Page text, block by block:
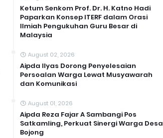
Ketum Senkom Prof. Dr. H. Katno Hadi
Paparkan Konsep ITERF dalam Orasi
Ilmiah Pengukuhan Guru Besar di
Malaysia
August 02, 2026
Aipda Ilyas Dorong Penyelesaian
Persoalan Warga Lewat Musyawarah
dan Komunikasi
August 01, 2026
Aipda Reza Fajar A Sambangi Pos
Satkamling, Perkuat Sinergi Warga Desa
Bojong